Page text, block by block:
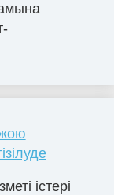
істері